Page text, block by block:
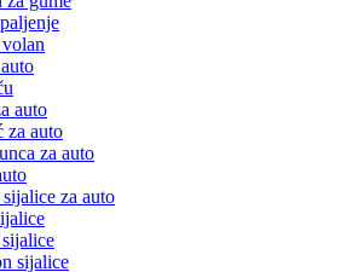
auto
za auto
za auto
za auto
sijalice